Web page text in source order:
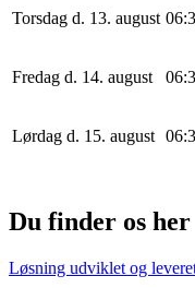
Torsdag d. 13. august 06:
Fredag d. 14. august 06:
Lørdag d. 15. august 06:
Du finder os her
Løsning udviklet og